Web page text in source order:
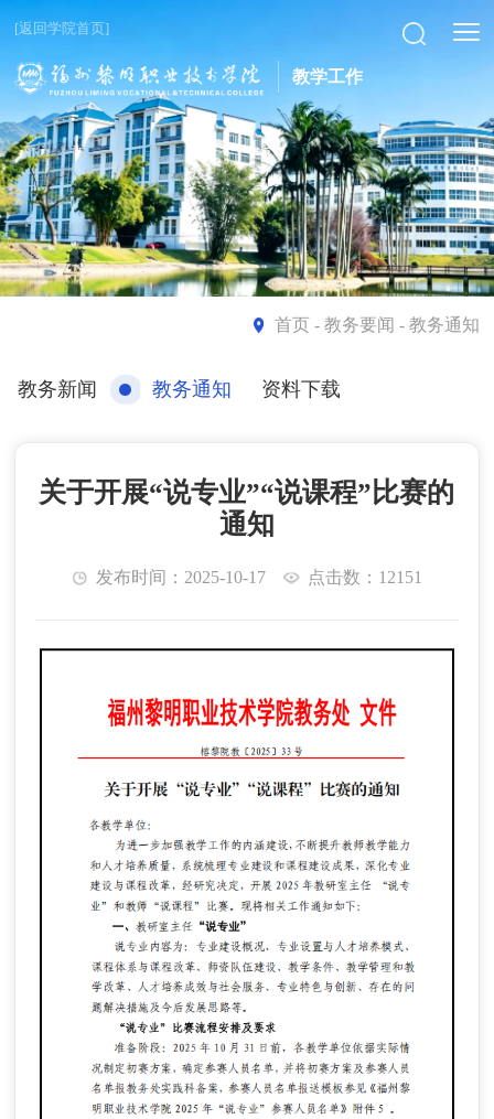
[返回学院首页]
教学工作
首页- 教务要闻 - 教务通知
教务新闻 教务通知 资料下载
关于开展“说专业”“说课程”比赛的
通知
发布时间：2025-10-17 点击数：12151